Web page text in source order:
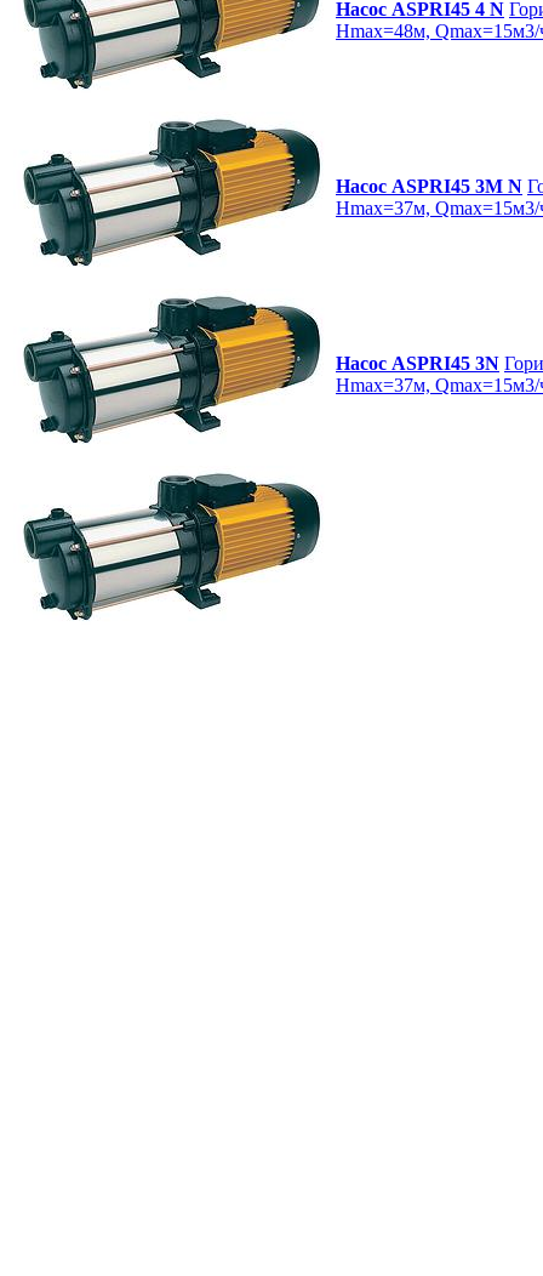
Насос ASPRI45 4 N
Hmax=48м, Qmax=15м3/
Насос ASPRI45 3M N
Hmax=37м, Qmax=15м3/
Насос ASPRI45 3N
Hmax=37м, Qmax=15м3/